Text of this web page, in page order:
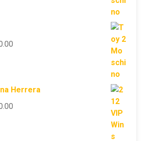
Herrera